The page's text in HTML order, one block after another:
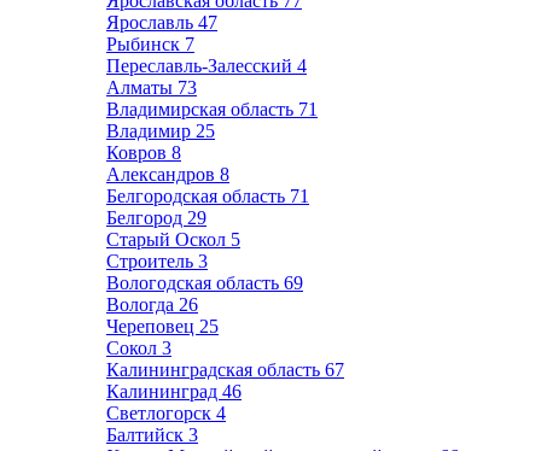
Ярославль 47
Рыбинск 7
Переславль-Залесский 4
Алматы 73
Владимирская область 71
Владимир 25
Ковров 8
Александров 8
Белгородская область 71
Белгород 29
Старый Оскол 5
Строитель 3
Вологодская область 69
Вологда 26
Череповец 25
Сокол 3
Калининградская область 67
Калининград 46
Светлогорск 4
Балтийск 3